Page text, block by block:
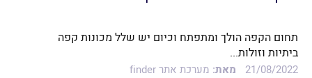
תחום הקפה הולך ומתפתח וכיום יש שלל מכונות קפה
ביתיות וזולות...
21/08/2022 מאת: מערכת אתר finder